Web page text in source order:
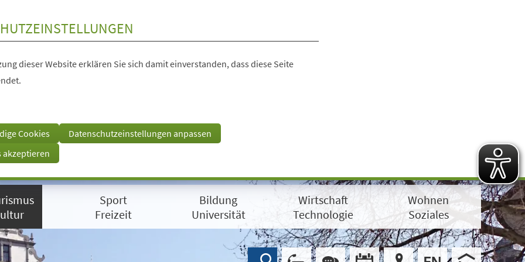
dieser Website erklären Sie sich damit einverstanden, dass diese Seite
Cookies
Datenschutzeinstellungen anpassen
akzeptieren
Sport
Freizeit
Bildung
Universität
Wirtschaft
Technologie
Wohnen
Soziales